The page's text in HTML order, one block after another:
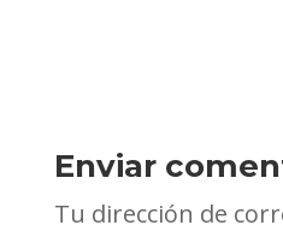
Enviar
Tu dirección de